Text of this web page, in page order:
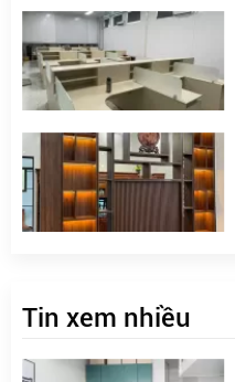
Tin xem nhiều